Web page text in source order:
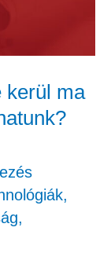
kerül ma
,
,